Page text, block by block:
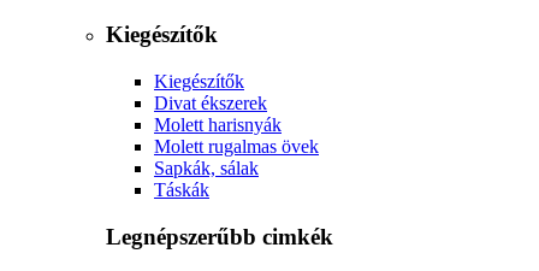
Kiegészítők
Kiegészítők
Divat ékszerek
Molett harisnyák
Molett rugalmas övek
Sapkák, sálak
Táskák
Legnépszerűbb cimkék